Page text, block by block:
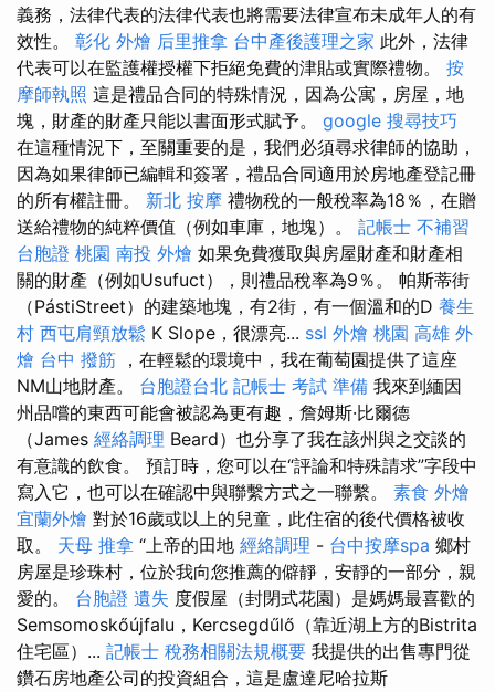
義務，法律代表的法律代表也將需要法律宣布未成年人的有
效性。 彰化 外燴 后里推拿 台中產後護理之家 此外，法律
代表可以在監護權授權下拒絕免費的津貼或實際禮物。 按
摩師執照 這是禮品合同的特殊情況，因為公寓，房屋，地
塊，財產的財產只能以書面形式賦予。 google 搜尋技巧
在這種情況下，至關重要的是，我們必須尋求律師的協助，
因為如果律師已編輯和簽署，禮品合同適用於房地產登記冊
的所有權註冊。 新北 按摩 禮物稅的一般稅率為18％，在贈
送給禮物的純粹價值（例如車庫，地塊）。 記帳士 不補習
台胞證 桃園 南投 外燴 如果免費獲取與房屋財產和財產相
關的財產（例如Usufuct），則禮品稅率為9％。 帕斯蒂街
（PástiStreet）的建築地塊，有2街，有一個溫和的D 養生
村 西屯肩頸放鬆 K Slope，很漂亮... ssl 外燴 桃園 高雄 外
燴 台中 撥筋 ，在輕鬆的環境中，我在葡萄園提供了這座
NM山地財產。 台胞證台北 記帳士 考試 準備 我來到緬因
州品嚐的東西可能會被認為更有趣，詹姆斯·比爾德
（James 經絡調理 Beard）也分享了我在該州與之交談的
有意識的飲食。 預訂時，您可以在“評論和特殊請求”字段中
寫入它，也可以在確認中與聯繫方式之一聯繫。 素食 外燴
宜蘭外燴 對於16歲或以上的兒童，此住宿的後代價格被收
取。 天母 推拿 “上帝的田地 經絡調理 - 台中按摩spa 鄉村
房屋是珍珠村，位於我向您推薦的僻靜，安靜的一部分，親
愛的。 台胞證 遺失 度假屋（封閉式花園）是媽媽最喜歡的
Semsomoskőújfalu，Kercsegdűlő（靠近湖上方的Bistrita
住宅區）... 記帳士 稅務相關法規概要 我提供的出售專門從
鑽石房地產公司的投資組合，這是盧達尼哈拉斯